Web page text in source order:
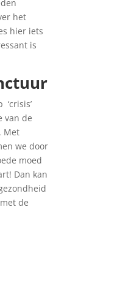
het
hier iets
is
van de
Met
we door
moed
Dan kan
de